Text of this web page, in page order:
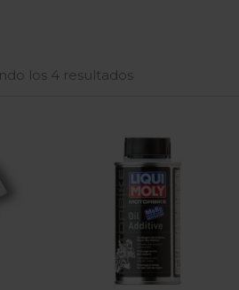
los 4 resultados